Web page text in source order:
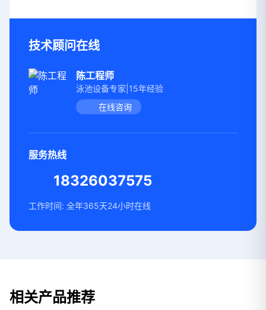
技术顾问在线
陈工程师
泳池设备专家|15年经验
在线咨询
服务热线
18326037575
工作时间: 全年365天24小时在线
相关产品推荐